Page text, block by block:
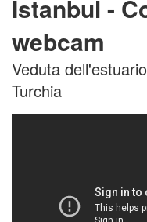
Istanbul -
webcam
Veduta
Turchia